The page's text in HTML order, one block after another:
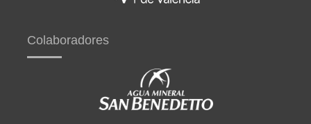
Colaboradores